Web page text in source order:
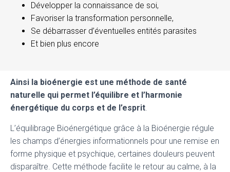
Développer la connaissance de soi,
Favoriser la transformation personnelle,
Se débarrasser d’éventuelles entités parasites
Et bien plus encore
Ainsi la bioénergie est une méthode de santé
naturelle qui permet l’équilibre et l’harmonie
énergétique du corps et de l’esprit.
L’équilibrage Bioénergétique grâce à la Bioénergie régule
les champs d’énergies informationnels pour une remise en
forme physique et psychique, certaines douleurs peuvent
disparaître. Cette méthode facilite le retour au calme, à la